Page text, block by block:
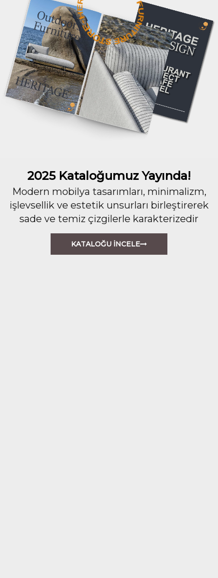
2025 Kataloğumuz Yayında!
Modern mobilya tasarımları, minimalizm,
işlevsellik ve estetik unsurları birleştirerek
sade ve temiz çizgilerle karakterizedir
KATALOĞU İNCELE